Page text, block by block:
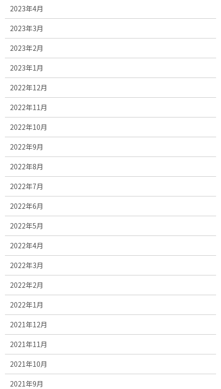
2023年4月
2023年3月
2023年2月
2023年1月
2022年12月
2022年11月
2022年10月
2022年9月
2022年8月
2022年7月
2022年6月
2022年5月
2022年4月
2022年3月
2022年2月
2022年1月
2021年12月
2021年11月
2021年10月
2021年9月